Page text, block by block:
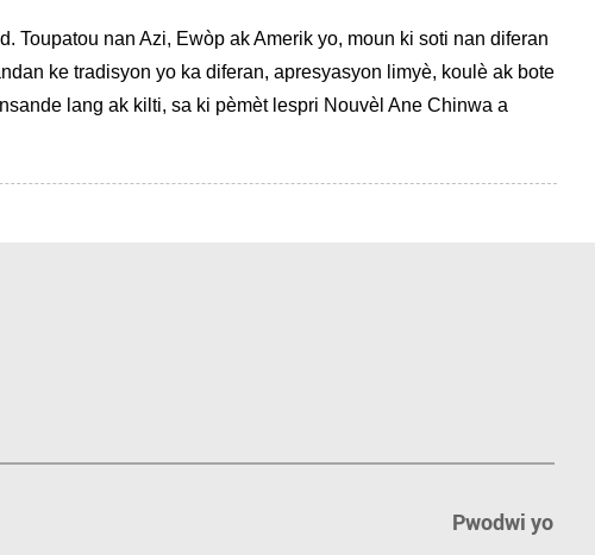
nan Azi, Ewòp ak Amerik yo, moun ki soti nan diferan
ke tradisyon yo ka diferan, apresyasyon limyè, koulè ak bote
lang ak kilti, sa ki pèmèt lespri Nouvèl Ane Chinwa a
Pwodwi yo